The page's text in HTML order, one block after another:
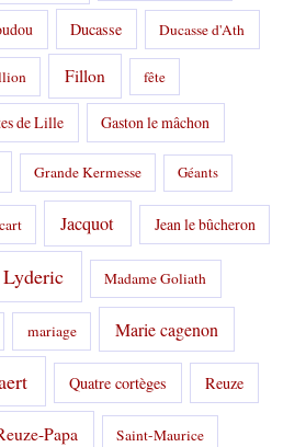
Ducasse Ducasse d'Ath
Fillon fête
de Lille Gaston le mâchon
Grande Kermesse Géants
Jacquot Jean le bûcheron
Lyderic Madame Goliath
mariage Marie cagenon
Quatre cortèges Reuze
Papa Saint-Maurice